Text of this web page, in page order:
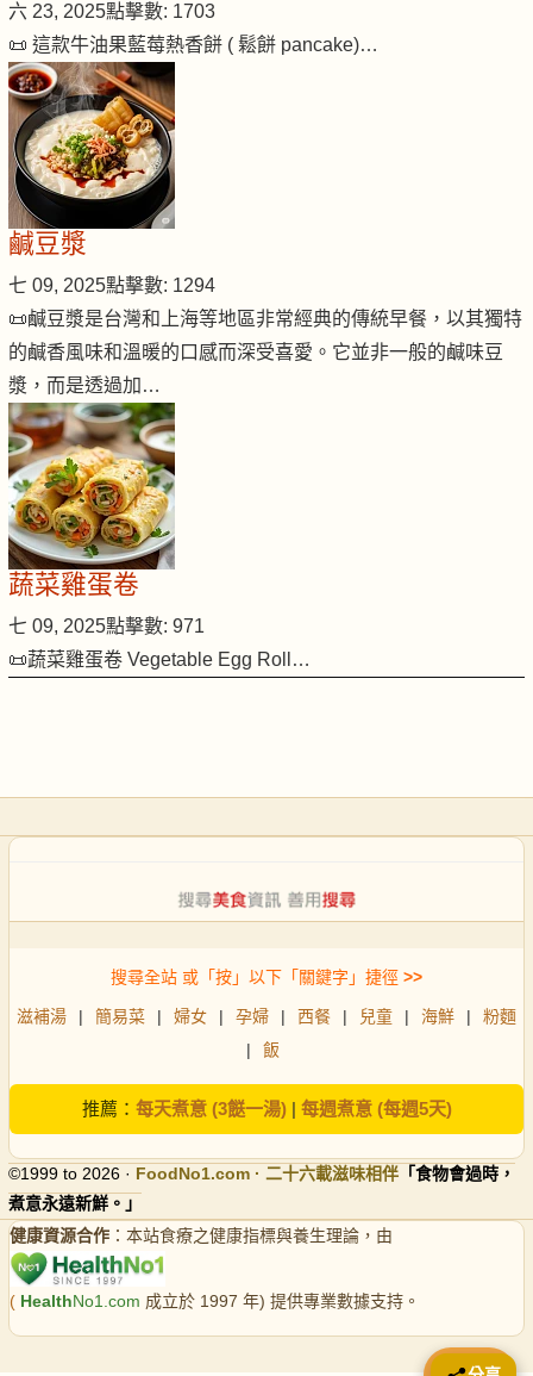
六 23, 2025點擊數: 1703
📜 這款牛油果藍莓熱香餅 ( 鬆餅 pancake)…
鹹豆漿
七 09, 2025點擊數: 1294
📜鹹豆漿是台灣和上海等地區非常經典的傳統早餐，以其獨特
的鹹香風味和溫暖的口感而深受喜愛。它並非一般的鹹味豆
漿，而是透過加…
蔬菜雞蛋卷
七 09, 2025點擊數: 971
📜蔬菜雞蛋卷 Vegetable Egg Roll…
搜尋全站 或「按」以下「關鍵字」捷徑 >>
滋補湯 | 簡易菜 | 婦女 | 孕婦 | 西餐 | 兒童 | 海鮮 |
粉麵
|
飯
推薦： 每天煮意 (3餸一湯)| 每週煮意 (每週5天)
©1999 to 2026 · FoodNo1.com · 二十六載滋味相伴 「食物會過時，
煮意永遠新鮮。」
健康資源合作 ：本站食療之健康指標與養生理論，由
( HealthNo1.com 成立於 1997 年) 提供專業數據支持。